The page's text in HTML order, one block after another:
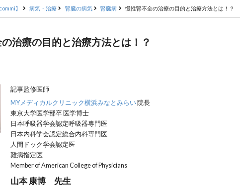
】 病気・治療 腎臓の病気 腎臓病 慢性腎不全の治療の目的と治療方法とは！？
治療の目的と治療方法とは！？
記事監修医師
MYメディカルクリニック横浜みなとみらい院長
東京大学医学部卒 医学博士
日本呼吸器学会認定呼吸器専門医
日本内科学会認定総合内科専門医
人間ドック学会認定医
難病指定医
Member of American College of Physicians
山本 康博 先生